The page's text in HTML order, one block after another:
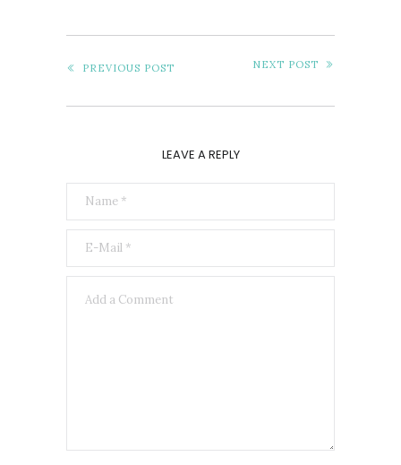
PREVIOUS POST NEXT POST
LEAVE A REPLY